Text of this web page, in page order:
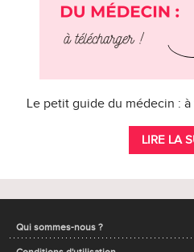
Le petit guide du médecin :
LIRE LA
Qui sommes-nous ?